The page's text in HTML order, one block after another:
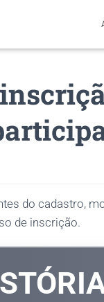
do cadastro,
de inscrição.